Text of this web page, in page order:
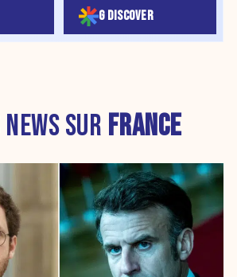
G DISCOVER
SUR FRANCE